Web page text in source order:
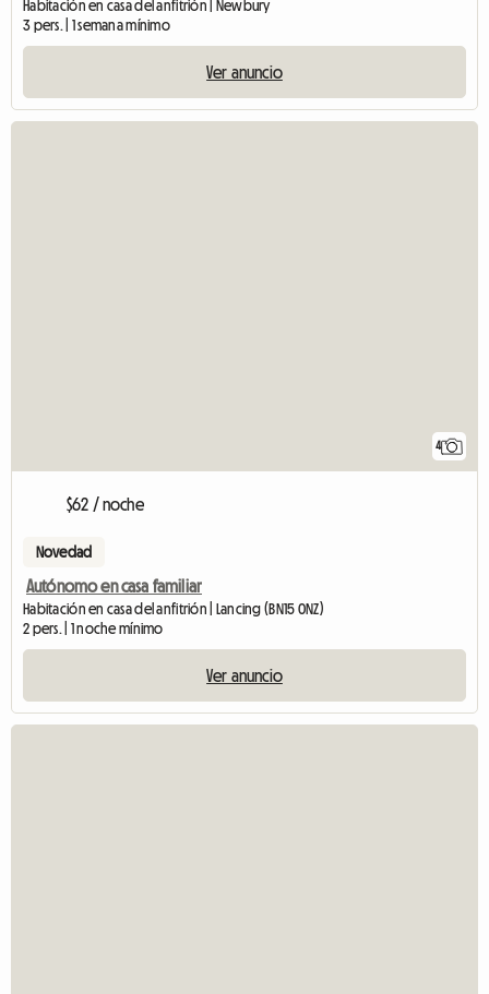
Habitación en casa del anfitrión | Newbury
3 pers. | 1 semana mínimo
Ver anuncio
4
$62 / noche
Novedad
Autónomo en casa familiar
Habitación en casa del anfitrión | Lancing (BN15 0NZ)
2 pers. | 1 noche mínimo
Ver anuncio